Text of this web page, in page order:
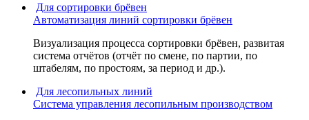
Для сортировки брёвен
Автоматизация линий сортировки брёвен
Визуализация процесса сортировки брёвен, развитая
система отчётов (отчёт по смене, по партии, по
штабелям, по простоям, за период и др.).
Для лесопильных линий
Система управления лесопильным производством